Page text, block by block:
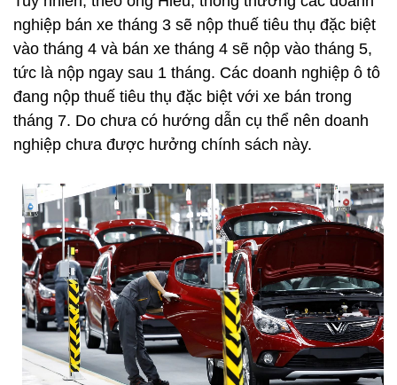
nghiệp bán xe tháng 3 sẽ nộp thuế tiêu thụ đặc biệt
vào tháng 4 và bán xe tháng 4 sẽ nộp vào tháng 5,
tức là nộp ngay sau 1 tháng. Các doanh nghiệp ô tô
đang nộp thuế tiêu thụ đặc biệt với xe bán trong
tháng 7. Do chưa có hướng dẫn cụ thể nên doanh
nghiệp chưa được hưởng chính sách này.